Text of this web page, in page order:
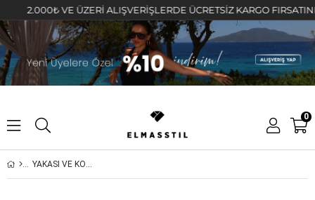
2.000₺ VE ÜZERİ ALIŞVERİŞLERDE ÜCRETSİZ KARGO FIRSATINI
0
YAKASI VE KOLU SİMLİ BASIC BLUZ